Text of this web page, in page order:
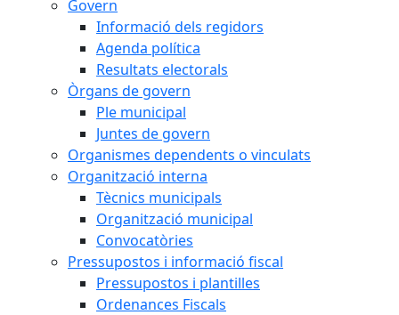
Govern
Informació dels regidors
Agenda política
Resultats electorals
Òrgans de govern
Ple municipal
Juntes de govern
Organismes dependents o vinculats
Organització interna
Tècnics municipals
Organització municipal
Convocatòries
Pressupostos i informació fiscal
Pressupostos i plantilles
Ordenances Fiscals